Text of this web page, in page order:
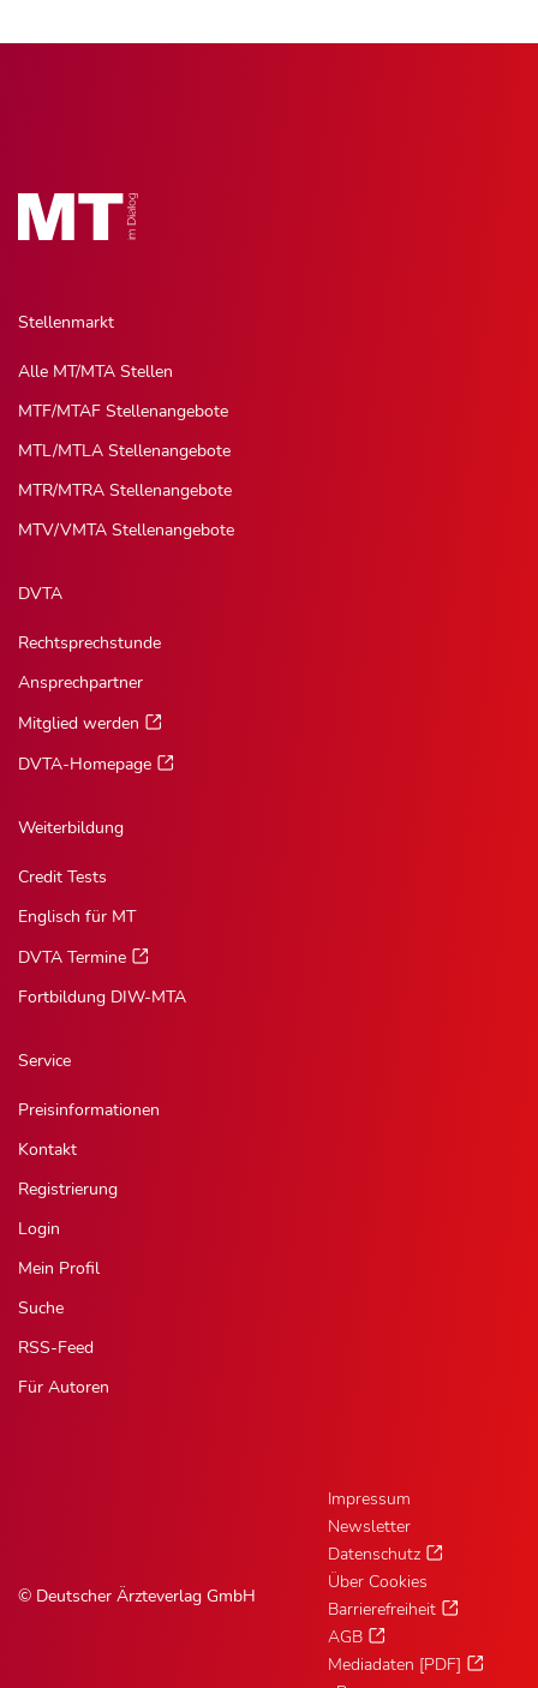
Stellenmarkt
Alle MT/MTA Stellen
MTF/MTAF Stellenangebote
MTL/MTLA Stellenangebote
MTR/MTRA Stellenangebote
MTV/VMTA Stellenangebote
DVTA
Rechtsprechstunde
Ansprechpartner
Mitglied werden
DVTA-Homepage
Weiterbildung
Credit Tests
Englisch für MT
DVTA Termine
Fortbildung DIW-MTA
Service
Preisinformationen
Kontakt
Registrierung
Login
Mein Profil
Suche
RSS-Feed
Für Autoren
© Deutscher Ärzteverlag GmbH
Impressum
Newsletter
Datenschutz
Über Cookies
Barrierefreiheit
AGB
Mediadaten [PDF]